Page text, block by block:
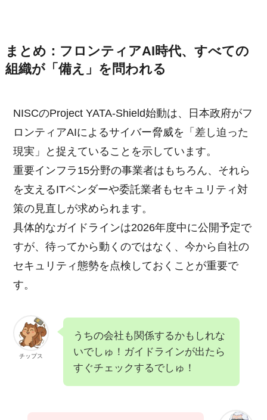
まとめ：フロンティアAI時代、すべての
組織が「備え」を問われる
NISCのProject YATA-Shield始動は、日本政府がフ
ロンティアAIによるサイバー脅威を「差し迫った
現実」と捉えていることを示しています。
重要インフラ15分野の事業者はもちろん、それら
を支えるITベンダーや委託業者もセキュリティ対
策の見直しが求められます。
具体的なガイドラインは2026年度中に公開予定で
すが、待ってから動くのではなく、今から自社の
セキュリティ態勢を点検しておくことが重要で
す。
チップス
うちの会社も関係するかもしれな
いでしゅ！ガイドラインが出たら
すぐチェックするでしゅ！